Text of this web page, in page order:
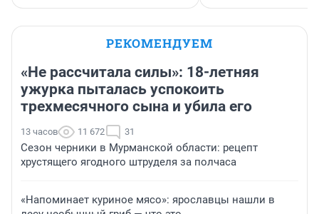
РЕКОМЕНДУЕМ
«Не рассчитала силы»: 18-летняя
ужурка пыталась успокоить
трехмесячного сына и убила его
13 часов 11 672 31
Сезон черники в Мурманской области: рецепт
хрустящего ягодного штруделя за полчаса
«Напоминает куриное мясо»: ярославцы нашли в